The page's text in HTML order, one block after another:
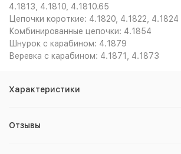
4.1813, 4.1810, 4.1810.65
Цепочки короткие: 4.1820, 4.1822, 4.1824
Комбинированные цепочки: 4.1854
Шнурок с карабином: 4.1879
Веревка с карабином: 4.1871, 4.1873
Характеристики
Отзывы